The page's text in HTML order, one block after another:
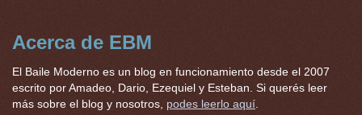
Acerca de EBM
El Baile Moderno es un blog en funcionamiento desde el 2007
escrito por Amadeo, Dario, Ezequiel y Esteban. Si querés leer
más sobre el blog y nosotros, podes leerlo aquí